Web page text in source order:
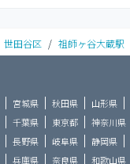
世田谷区 / 祖師ヶ谷大蔵駅
宮城県 秋田県 山形県
千葉県 東京都 神奈川県
長野県 岐阜県 静岡県
兵庫県 奈良県 和歌山県